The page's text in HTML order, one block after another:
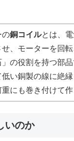
の銅コイルとは、
せ、モーターを回
」の役割を持つ部
低い銅製の線に絶
にも巻き付けて作
いのか